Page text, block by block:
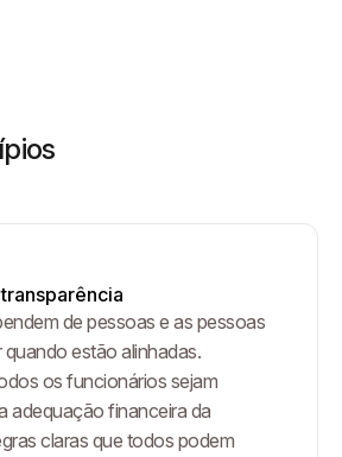
de pessoas e as pessoas
estão alinhadas.
os funcionários sejam
adequação financeira da
claras que todos podem